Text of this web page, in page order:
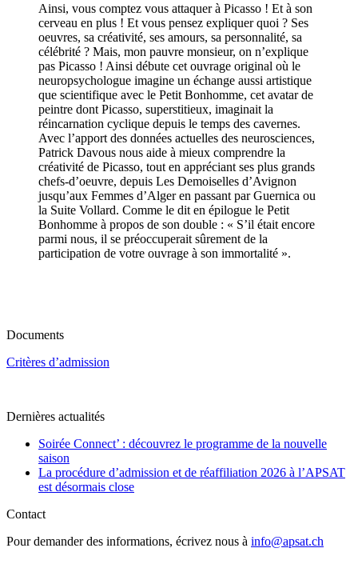
Ainsi, vous comptez vous attaquer à Picasso ! Et à son
cerveau en plus ! Et vous pensez expliquer quoi ? Ses
oeuvres, sa créativité, ses amours, sa personnalité, sa
célébrité ? Mais, mon pauvre monsieur, on n’explique
pas Picasso ! Ainsi débute cet ouvrage original où le
neuropsychologue imagine un échange aussi artistique
que scientifique avec le Petit Bonhomme, cet avatar de
peintre dont Picasso, superstitieux, imaginait la
réincarnation cyclique depuis le temps des cavernes.
Avec l’apport des données actuelles des neurosciences,
Patrick Davous nous aide à mieux comprendre la
créativité de Picasso, tout en appréciant ses plus grands
chefs-d’oeuvre, depuis Les Demoiselles d’Avignon
jusqu’aux Femmes d’Alger en passant par Guernica ou
la Suite Vollard. Comme le dit en épilogue le Petit
Bonhomme à propos de son double : « S’il était encore
parmi nous, il se préoccuperait sûrement de la
participation de votre ouvrage à son immortalité ».
Documents
Critères d’admission
Dernières actualités
Soirée Connect’ : découvrez le programme de la nouvelle
saison
La procédure d’admission et de réaffiliation 2026 à l’APSAT
est désormais close
Contact
Pour demander des informations, écrivez nous à info@apsat.ch